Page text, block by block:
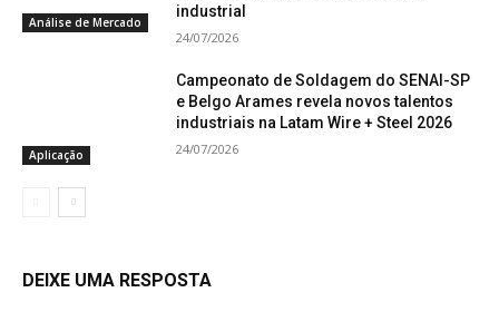
Análise de Mercado
industrial
24/07/2026
Aplicação
Campeonato de Soldagem do SENAI-SP
e Belgo Arames revela novos talentos
industriais na Latam Wire + Steel 2026
24/07/2026
DEIXE UMA RESPOSTA